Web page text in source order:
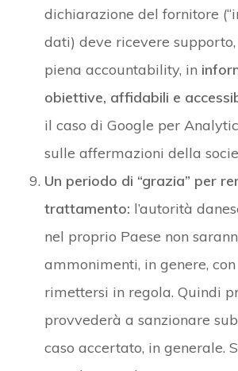
dichiarazione del fornitore
dati) deve ricevere
piena accountability, in
obiettive, affidabili e
il caso di Google per
sulle affermazioni della
Un periodo di “grazia” per
trattamento: l’autorità
nel proprio Paese non
ammonimenti, in genere,
rimettersi in regola. Quindi
provvederà a sanzionare
caso accertato, in generale.